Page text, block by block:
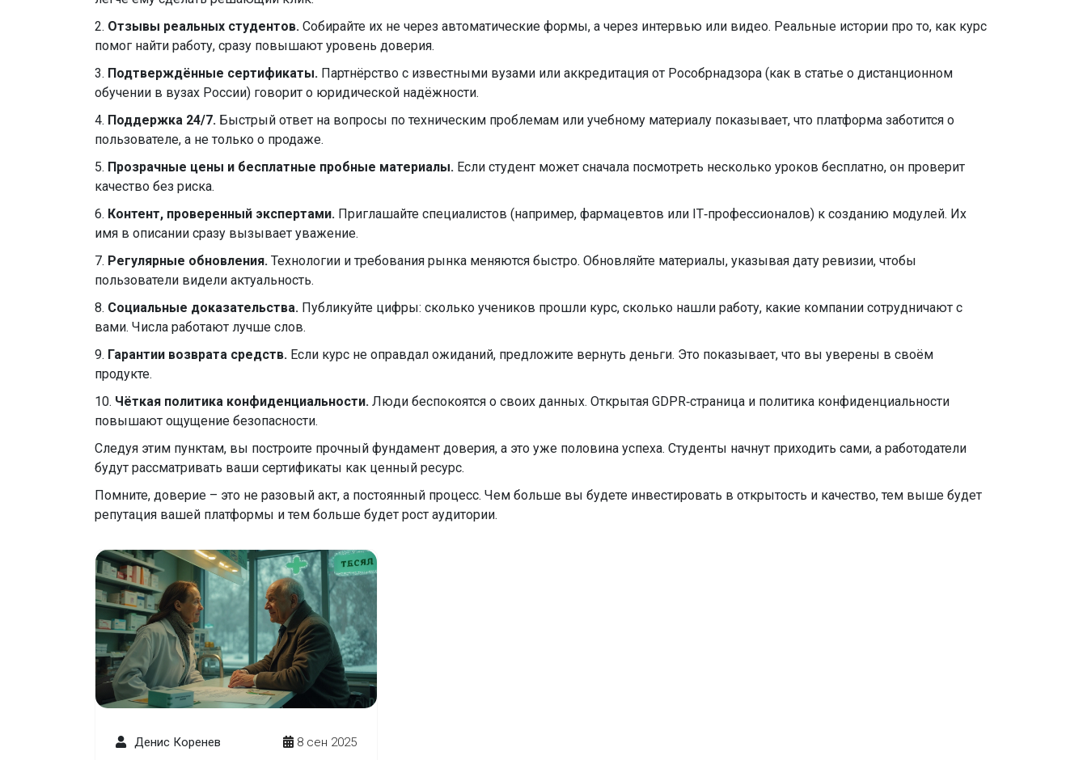
2. Отзывы реальных студентов. Собирайте их не через автоматические формы, а через интервью или видео. Реальные истории про то, как курс
помог найти работу, сразу повышают уровень доверия.
3. Подтверждённые сертификаты. Партнёрство с известными вузами или аккредитация от Рособрнадзора (как в статье о дистанционном
обучении в вузах России) говорит о юридической надёжности.
4. Поддержка 24/7. Быстрый ответ на вопросы по техническим проблемам или учебному материалу показывает, что платформа заботится о
пользователе, а не только о продаже.
5. Прозрачные цены и бесплатные пробные материалы. Если студент может сначала посмотреть несколько уроков бесплатно, он проверит
качество без риска.
6. Контент, проверенный экспертами. Приглашайте специалистов (например, фармацевтов или IT‑профессионалов) к созданию модулей. Их
имя в описании сразу вызывает уважение.
7. Регулярные обновления. Технологии и требования рынка меняются быстро. Обновляйте материалы, указывая дату ревизии, чтобы
пользователи видели актуальность.
8. Социальные доказательства. Публикуйте цифры: сколько учеников прошли курс, сколько нашли работу, какие компании сотрудничают с
вами. Числа работают лучше слов.
9. Гарантии возврата средств. Если курс не оправдал ожиданий, предложите вернуть деньги. Это показывает, что вы уверены в своём
продукте.
10. Чёткая политика конфиденциальности. Люди беспокоятся о своих данных. Открытая GDPR‑страница и политика конфиденциальности
повышают ощущение безопасности.
Следуя этим пунктам, вы построите прочный фундамент доверия, а это уже половина успеха. Студенты начнут приходить сами, а работодатели
будут рассматривать ваши сертификаты как ценный ресурс.
Помните, доверие – это не разовый акт, а постоянный процесс. Чем больше вы будете инвестировать в открытость и качество, тем выше будет
репутация вашей платформы и тем больше будет рост аудитории.
Денис Коренев 8 сен 2025